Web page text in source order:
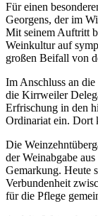
Für einen
Georgens, der im
Mit seinem Auftritt
Weinkultur auf
großen Beifall von
Im Anschluss an
die Kirrweiler
Erfrischung in den
Ordinariat ein. Dort
Die
der Weinabgabe
Gemarkung. Heute
Verbundenheit
für die Pflege